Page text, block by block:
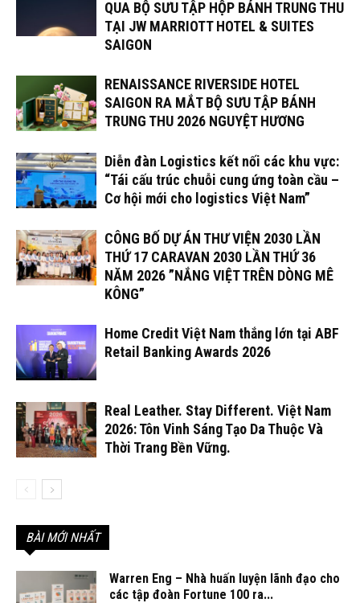
QUA BỘ SƯU TẬP HỘP BÁNH TRUNG THU
TẠI JW MARRIOTT HOTEL & SUITES
SAIGON
RENAISSANCE RIVERSIDE HOTEL
SAIGON RA MẮT BỘ SƯU TẬP BÁNH
TRUNG THU 2026 NGUYỆT HƯƠNG
Diễn đàn Logistics kết nối các khu vực:
“Tái cấu trúc chuỗi cung ứng toàn cầu –
Cơ hội mới cho logistics Việt Nam”
CÔNG BỐ DỰ ÁN THƯ VIỆN 2030 LẦN
THỨ 17 CARAVAN 2030 LẦN THỨ 36
NĂM 2026 ”NẮNG VIỆT TRÊN DÒNG MÊ
KÔNG”
Home Credit Việt Nam thắng lớn tại ABF
Retail Banking Awards 2026
Real Leather. Stay Different. Việt Nam
2026: Tôn Vinh Sáng Tạo Da Thuộc Và
Thời Trang Bền Vững.
BÀI MỚI NHẤT
Warren Eng – Nhà huấn luyện lãnh đạo cho
các tập đoàn Fortune 100 ra...